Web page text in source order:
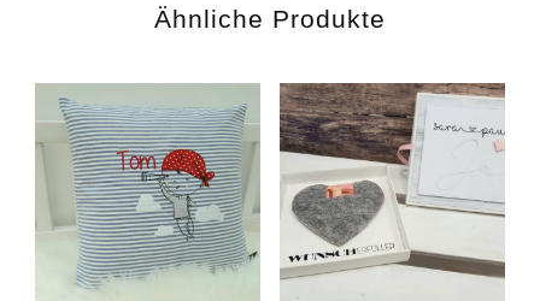
Ähnliche Produkte